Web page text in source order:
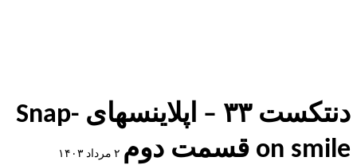
دنتکست ۳۳ – اپلاینسهای Snap-
on smile قسمت دوم
۲ مرداد ۱۴۰۳